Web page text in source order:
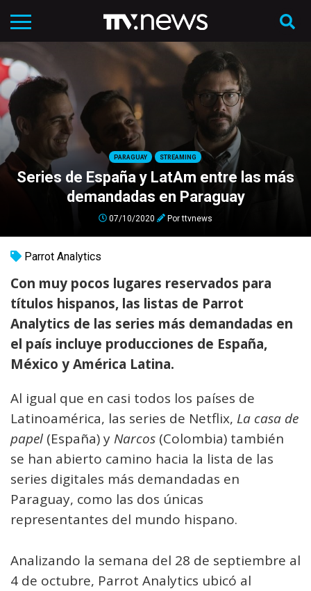
PARAGUAY STREAMING
Series de España y LatAm entre las más
demandadas en Paraguay
07/10/2020 Porttvnews
Parrot Analytics
Con muy pocos lugares reservados para
títulos hispanos, las listas de Parrot
Analytics de las series más demandadas en
el país incluye producciones de España,
México y América Latina.
Al igual que en casi todos los países de
Latinoamérica, las series de Netflix, La casa de
papel (España) y Narcos (Colombia) también
se han abierto camino hacia la lista de las
series digitales más demandadas en
Paraguay, como las dos únicas
representantes del mundo hispano.
Analizando la semana del 28 de septiembre al
4 de octubre, Parrot Analytics ubicó al